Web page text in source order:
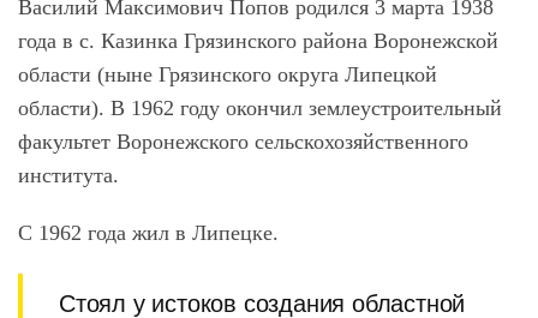
Василий Максимович Попов родился 3 марта 1938
года в с. Казинка Грязинского района Воронежской
области (ныне Грязинского округа Липецкой
области). В 1962 году окончил землеустроительный
факультет Воронежского сельскохозяйственного
института.
С 1962 года жил в Липецке.
Стоял у истоков создания областной